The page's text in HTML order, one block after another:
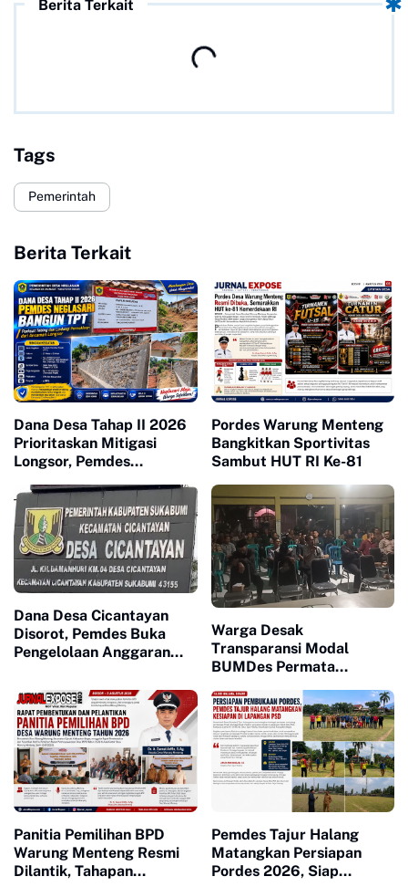
Berita Terkait
Tags
Pemerintah
Berita Terkait
Dana Desa Tahap II 2026
Prioritaskan Mitigasi
Longsor, Pemdes
Lindungi Permukiman
Warga
Pordes Warung Menteng
Bangkitkan Sportivitas
Sambut HUT RI Ke-81
Dana Desa Cicantayan
Disorot, Pemdes Buka
Pengelolaan Anggaran
Warga Desak
Transparansi Modal
BUMDes Permata
Panitia Pemilihan BPD
Warung Menteng Resmi
Dilantik, Tahapan
Pemdes Tajur Halang
Matangkan Persiapan
Pordes 2026, Siap